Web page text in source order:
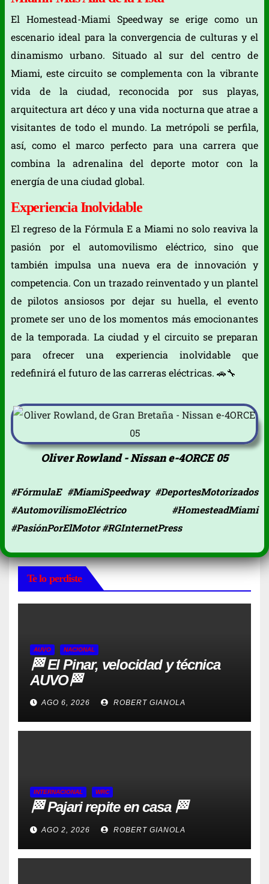
El Homestead-Miami Speedway se erige como un
escenario ideal para la convergencia de culturas y el
dinamismo urbano. Situado al sur del centro de
Miami, este circuito se complementa con la vibrante
vida de la ciudad, reconocida por sus playas,
arquitectura art déco y una vida nocturna que atrae a
visitantes de todo el mundo. La metrópoli se perfila,
así, como el marco perfecto para una carrera que
combina la adrenalina del deporte motor con la
energía de una ciudad global.
Experiencia Inolvidable
El regreso de la Fórmula E a Miami no solo reaviva la
pasión por el automovilismo eléctrico, sino que
también impulsa una nueva era de innovación y
competencia. Con un trazado reinventado y un plantel
de pilotos ansiosos por dejar su huella, el evento
promete ser uno de los momentos más emocionantes
de la temporada. La ciudad y el circuito se preparan
para ofrecer una experiencia inolvidable que
redefinirá el futuro de las carreras eléctricas. 🚗🔧
Oliver Rowland - Nissan e-4ORCE 05
#FórmulaE #MiamiSpeedway #DeportesMotorizados
#AutomovilismoEléctrico #HomesteadMiami
#PasiónPorElMotor #RGInternetPress
Te lo perdiste
AUVO NACIONAL
🏁 El Pinar, velocidad y técnica
AUVO🏁
AGO 6, 2026 ROBERT GIANOLA
INTERNACIONAL WRC
🏁 Pajari repite en casa 🏁
AGO 2, 2026 ROBERT GIANOLA